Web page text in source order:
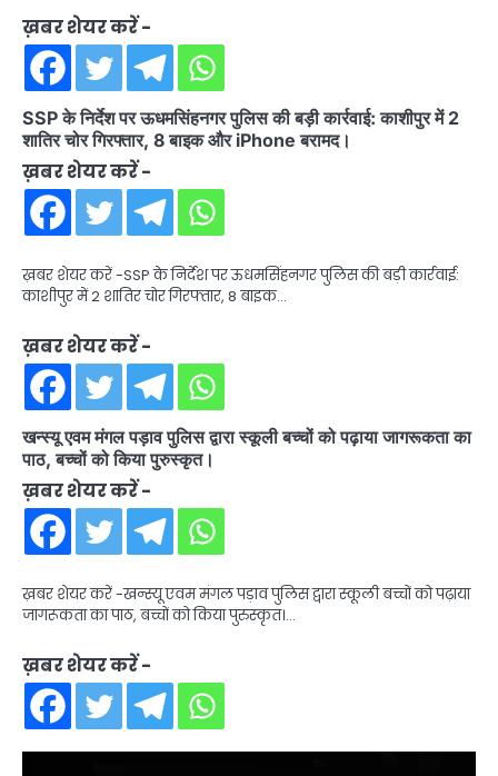
ख़बर शेयर करें -
SSP के निर्देश पर ऊधमसिंहनगर पुलिस की बड़ी कार्रवाई: काशीपुर में 2
शातिर चोर गिरफ्तार, 8 बाइक और iPhone बरामद।
ख़बर शेयर करें -
ख़बर शेयर करें -SSP के निर्देश पर ऊधमसिंहनगर पुलिस की बड़ी कार्रवाई:
काशीपुर में 2 शातिर चोर गिरफ्तार, 8 बाइक…
ख़बर शेयर करें -
खन्स्यू एवम मंगल पड़ाव पुलिस द्वारा स्कूली बच्चों को पढ़ाया जागरूकता का
पाठ, बच्चों को किया पुरुस्कृत।
ख़बर शेयर करें -
ख़बर शेयर करें -खन्स्यू एवम मंगल पड़ाव पुलिस द्वारा स्कूली बच्चों को पढ़ाया
जागरूकता का पाठ, बच्चों को किया पुरुस्कृत।…
ख़बर शेयर करें -